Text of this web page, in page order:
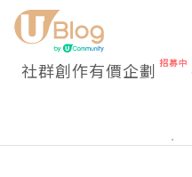
社群創作有價企劃